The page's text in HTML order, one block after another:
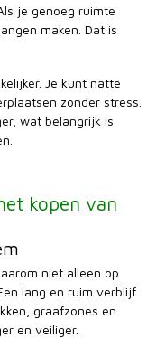
je genoeg ruimte
maken. Dat is
Je kunt natte
zonder stress.
wat belangrijk is
kopen van
niet alleen op
lang en ruim verblijf
graafzones en
en veiliger.